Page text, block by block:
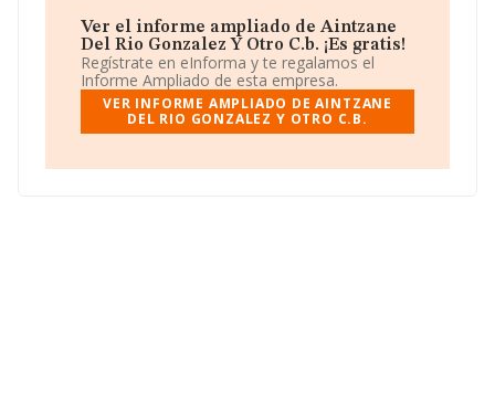
Ver el informe ampliado de Aintzane
Del Rio Gonzalez Y Otro C.b. ¡Es gratis!
Regístrate en eInforma y te regalamos el
Informe Ampliado de esta empresa.
VER INFORME AMPLIADO DE AINTZANE
DEL RIO GONZALEZ Y OTRO C.B.